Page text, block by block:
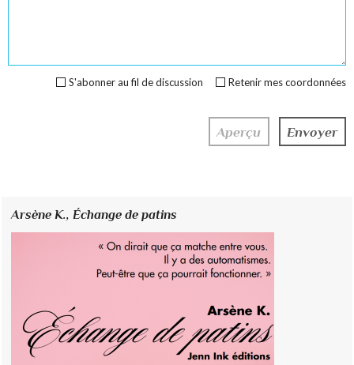
Retenir mes coordonnées
S'abonner au fil de discussion
Arsène K.,Échange de patins